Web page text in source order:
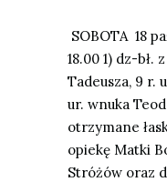
SOBOTA 18 pa
18.00 1) dz-bł.
Tadeusza, 9 r.
ur. wnuka
otrzymane
opiekę Matki
Stróżów oraz